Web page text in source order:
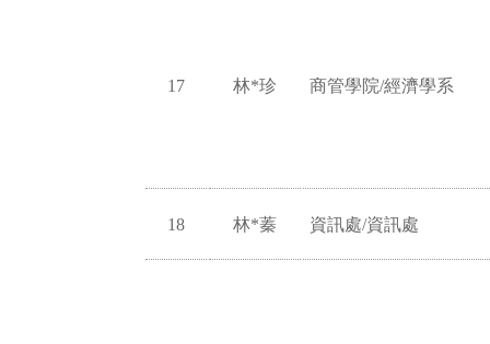
17 林*珍 商管學院/經濟學系
18 林*蓁 資訊處/資訊處